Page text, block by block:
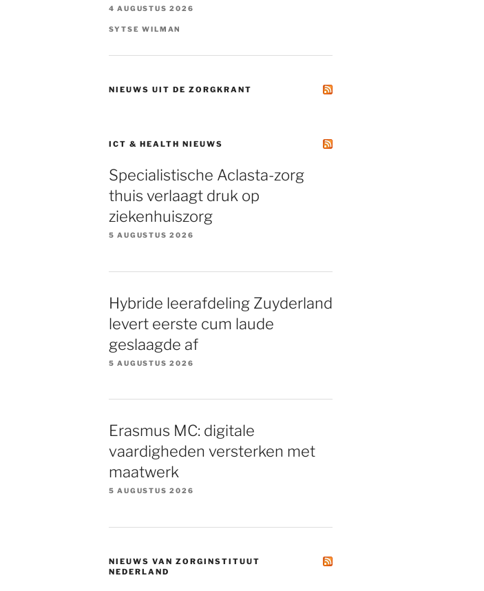
4 AUGUSTUS 2026
SYTSE WILMAN
NIEUWS UIT DE ZORGKRANT
ICT & HEALTH NIEUWS
Specialistische Aclasta-zorg
thuis verlaagt druk op
ziekenhuiszorg
5 AUGUSTUS 2026
Hybride leerafdeling Zuyderland
levert eerste cum laude
geslaagde af
5 AUGUSTUS 2026
Erasmus MC: digitale
vaardigheden versterken met
maatwerk
5 AUGUSTUS 2026
NIEUWS VAN ZORGINSTITUUT
NEDERLAND